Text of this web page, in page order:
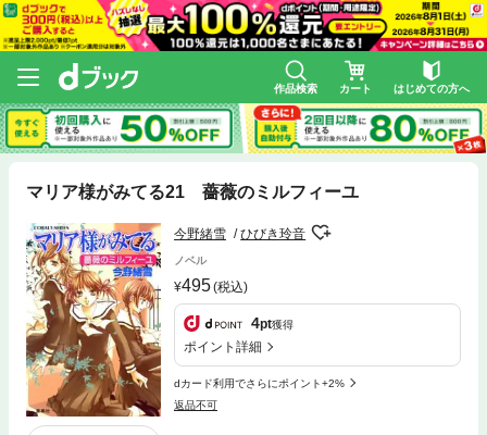
作品検索 カート はじめての方へ
マリア様がみてる21 薔薇のミルフィーユ
今野緒雪 ひびき玲音
ノベル
495(税込)
4pt獲得
ポイント詳細
dカード利用でさらにポイント+2%
返品不可